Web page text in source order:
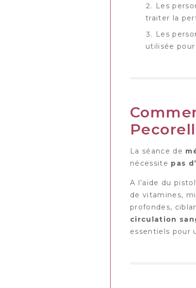
Les
traiter la
Les
utilisée
La séance de
nécessite pas
A l’aide du
de vitamines,
profondes,
circulation
essentiels pour